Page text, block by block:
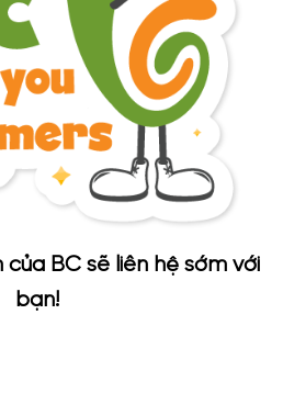
BC sẽ liên hệ sớm với
bạn!